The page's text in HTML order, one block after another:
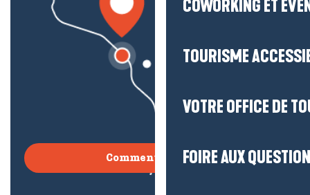
COWORKING ET
TOURISME
VOTRE OFFICE DE
FOIRE AUX
Comment venir ?